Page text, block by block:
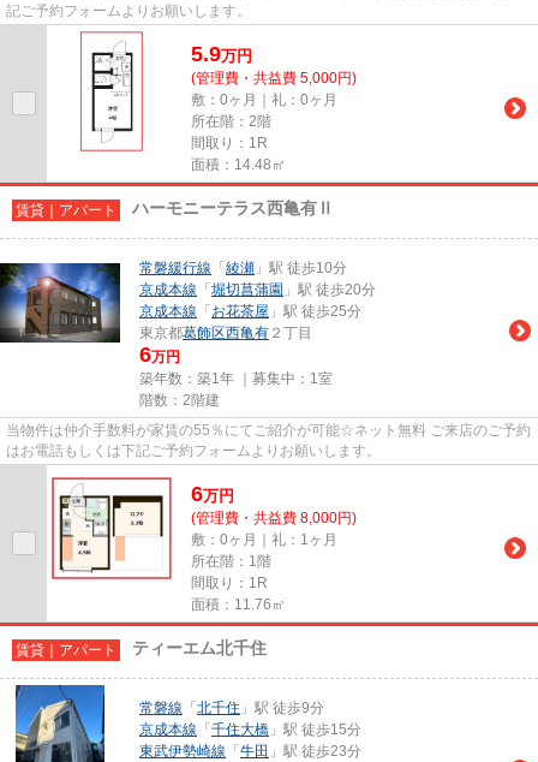
記ご予約フォームよりお願いします。
5.9万円
(管理費・共益費 5,000円)
敷：0ヶ月｜礼：0ヶ月
所在階：2階
間取り：1R
面積：14.48㎡
賃貸｜アパート ハーモニーテラス西亀有Ⅱ
常磐緩行線 「 綾瀬 」駅 徒歩10分
京成本線 「 堀切菖蒲園 」駅 徒歩20分
京成本線 「 お花茶屋 」駅 徒歩25分
東京都葛飾区西亀有 ２丁目
6万円
築年数：築1年 ｜募集中： 1室
階数：2階建
当物件は仲介手数料が家賃の55％にてご紹介が可能☆ネット無料 ご来店のご予約
はお電話もしくは下記ご予約フォームよりお願いします。
6万円
(管理費・共益費 8,000円)
敷：0ヶ月｜礼：1ヶ月
所在階：1階
間取り：1R
面積：11.76㎡
賃貸｜アパート ティーエム北千住
常磐線 「 北千住 」駅 徒歩9分
京成本線 「 千住大橋 」駅 徒歩15分
東武伊勢崎線 「 牛田 」駅 徒歩23分